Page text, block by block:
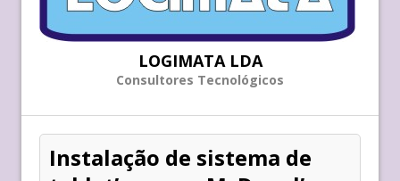
LOGIMATA LDA
Consultores Tecnológicos
Instalação de sistema de